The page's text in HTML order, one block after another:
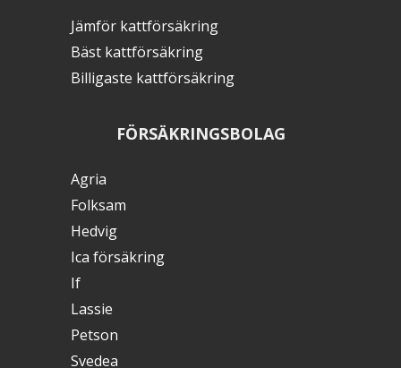
Jämför kattförsäkring
Bäst kattförsäkring
Billigaste kattförsäkring
FÖRSÄKRINGSBOLAG
Agria
Folksam
Hedvig
Ica försäkring
If
Lassie
Petson
Svedea